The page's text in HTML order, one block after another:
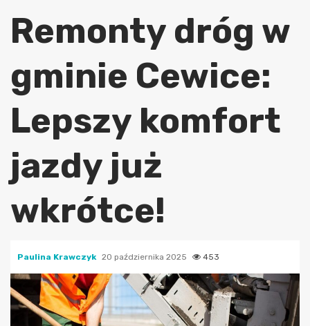
Remonty dróg w
gminie Cewice:
Lepszy komfort
jazdy już
wkrótce!
Paulina Krawczyk 20 października 2025 453